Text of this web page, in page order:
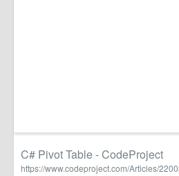
C# Pivot Table - CodeProject
https://www.codeproject.com/Articles/